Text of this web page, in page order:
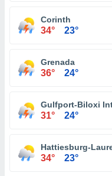
Corinth
34° 23°
Grenada
36° 24°
Gulfport-Biloxi
31° 24°
Hattiesburg-
34° 23°